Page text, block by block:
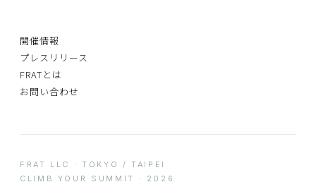
開催情報
プレスリリース
FRATとは
お問い合わせ
FRAT LLC · TOKYO / TAIPEI
CLIMB YOUR SUMMIT · 2026